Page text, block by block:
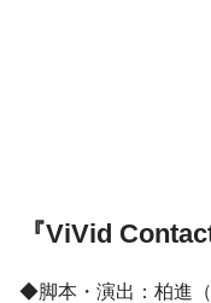
『ViVid Contact
◆脚本・演出：柏進（